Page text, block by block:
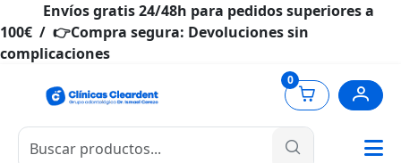
Envíos gratis 24/48h para pedidos superiores a
100€ / 👉Compra segura: Devoluciones sin
complicaciones
0